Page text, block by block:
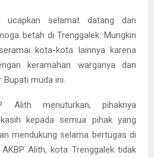
ucapkan selamat datang dan
betah di Trenggalek. Mungkin
kota-kota lainnya karena
keramahan warganya dan
Bupati muda ini.
Alith menuturkan, pihaknya
kepada semua pihak yang
mendukung selama bertugas di
Alith, kota Trenggalek tidak